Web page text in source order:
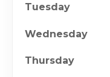
Tuesday
Wednesday
Thursday